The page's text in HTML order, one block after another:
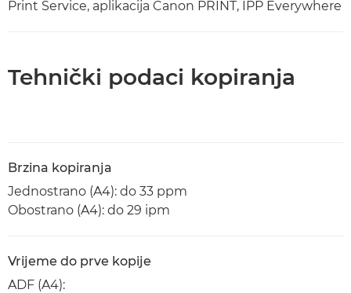
Print Service, aplikacija Canon PRINT, IPP Everywhere
Tehnički podaci kopiranja
Brzina kopiranja
Jednostrano (A4): do 33 ppm
Obostrano (A4): do 29 ipm
Vrijeme do prve kopije
ADF (A4):